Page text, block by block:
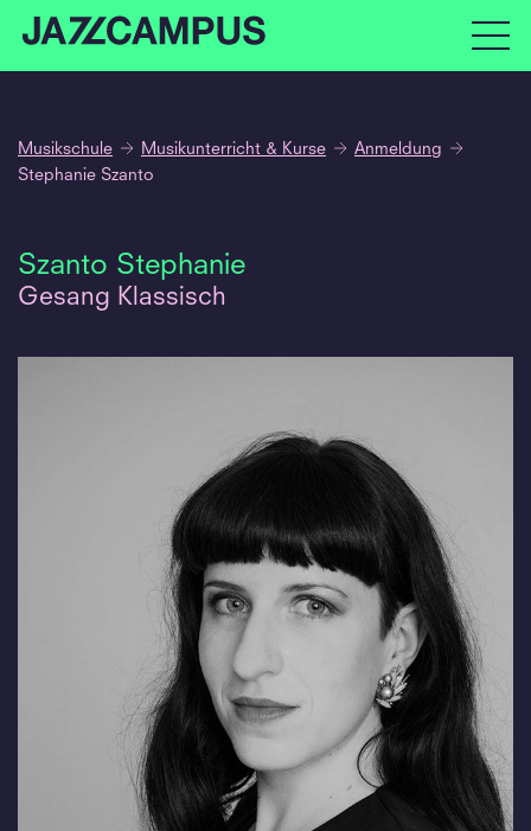
Musikschule Musikunterricht & Kurse
Anmeldung
Stephanie Szanto
Szanto Stephanie
Gesang Klassisch